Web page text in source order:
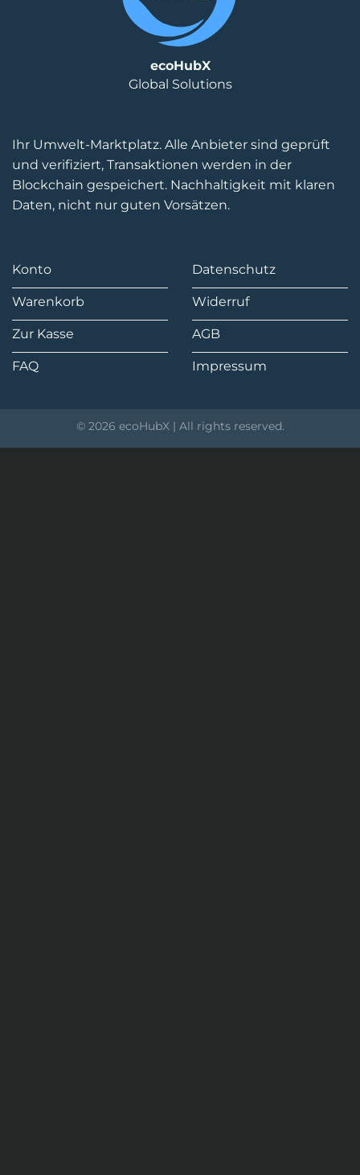
Ihr Umwelt-Marktplatz. Alle Anbieter sind geprüft
und verifiziert, Transaktionen werden in der
Blockchain gespeichert. Nachhaltigkeit mit klaren
Daten, nicht nur guten Vorsätzen.
Konto
Warenkorb
Zur Kasse
FAQ
Datenschutz
Widerruf
AGB
Impressum
ecoHubX
Global Solutions
© 2026 ecoHubX | All rights reserved.